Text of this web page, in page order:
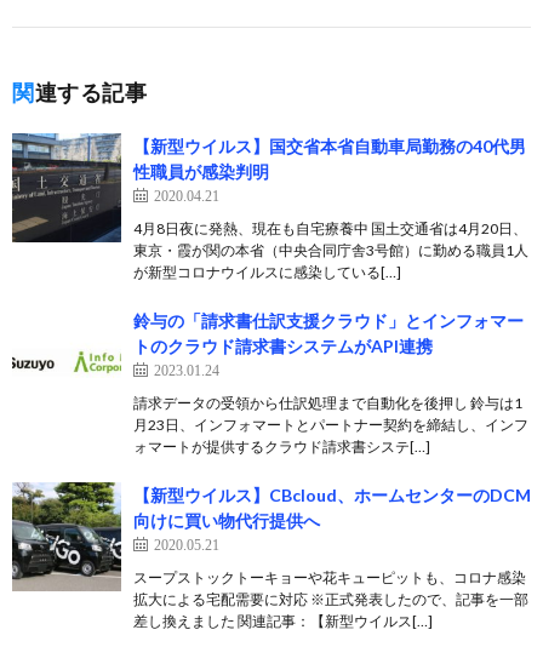
関連する記事
【新型ウイルス】国交省本省自動車局勤務の40代男
性職員が感染判明
2020.04.21
4月8日夜に発熱、現在も自宅療養中 国土交通省は4月20日、
東京・霞が関の本省（中央合同庁舎3号館）に勤める職員1人
が新型コロナウイルスに感染している[…]
鈴与の「請求書仕訳支援クラウド」とインフォマー
トのクラウド請求書システムがAPI連携
2023.01.24
請求データの受領から仕訳処理まで自動化を後押し 鈴与は1
月23日、インフォマートとパートナー契約を締結し、インフ
ォマートが提供するクラウド請求書システ[…]
【新型ウイルス】CBcloud、ホームセンターのDCM
向けに買い物代行提供へ
2020.05.21
スープストックトーキョーや花キューピットも、コロナ感染
拡大による宅配需要に対応 ※正式発表したので、記事を一部
差し換えました 関連記事：【新型ウイルス[…]